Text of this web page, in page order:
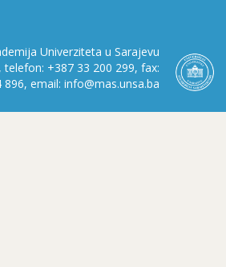
Univerziteta u Sarajevu
telefon: +387 33 200 299, fax:
896, email: info@mas.unsa.ba